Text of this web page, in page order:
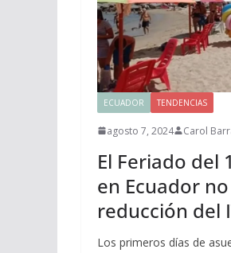
ECUADOR TENDENCIAS
agosto 7, 2024 Carol
El Feriado del
en Ecuador
reducción del
Los primeros días de